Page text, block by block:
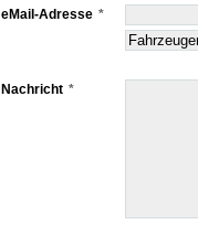
eMail-Adresse
Nachricht